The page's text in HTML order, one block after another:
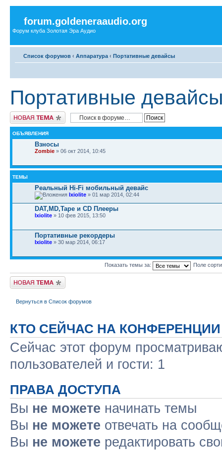
forum.goldeneraaudio.org
Форум клуба Золотая Эра Аудио
Список форумов ‹ Аппаратура ‹ Портативные девайсы
Портативные
Новая тема
ОБЪЯВЛЕНИЯ
Взносы
Zombie » 06 окт 2014, 10:45
ТЕМЫ
Реальный Hi-Fi мобильный девайс
Ixiolite » 01 мар 2014, 02:44
DAT,MD,Tape и CD Плееры
Ixiolite » 10 фев 2015, 13:50
Портативные рекордеры
Ixiolite » 30 мар 2014, 06:17
Показать темы за: Поле
Новая тема
Вернуться в Список форумов
КТО СЕЙЧАС НА КОНФЕРЕНЦИИ
Сейчас этот форум
пользователей и гости: 1
ПРАВА ДОСТУПА
Вы не можете начинать темы
Вы не можете отвечать на
Вы не можете редактировать